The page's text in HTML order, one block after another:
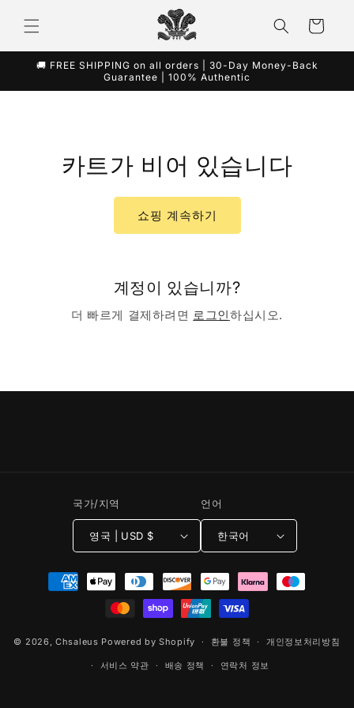
로 건너
뛰기
트
🚚 FREE SHIPPING on all orders | 30-Day Money-Back
Guarantee | 100% Authentic
카트가 비어 있습니다
쇼핑 계속하기
계정이 있습니까?
더 빠르게 결제하려면 로그인하십시오.
국가/지역
영국 | USD $
언어
한국어
법
© 2026,Chsaleus Powered by Shopify 환불 정책 개인정보처리방침
서비스 약관 배송 정책 연락처 정보